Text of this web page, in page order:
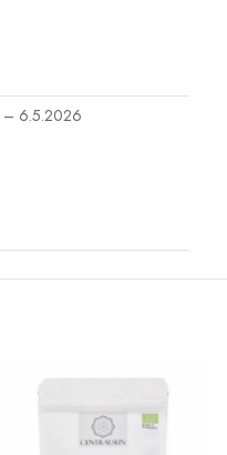
– 6.5.2026